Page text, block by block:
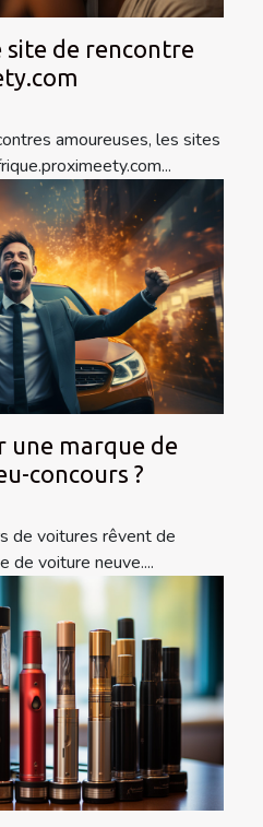
site de rencontre
amoureuses, les sites
une marque de
concours ?
de voitures rêvent de
de voiture neuve....